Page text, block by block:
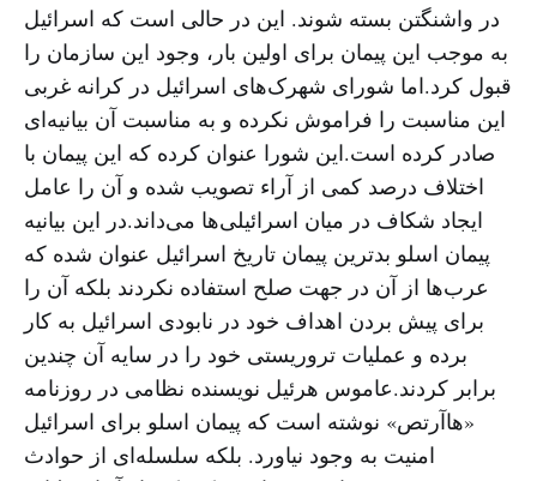
در واشنگتن بسته شوند. این در حالی است که اسرائیل
به موجب این پیمان برای اولین بار، وجود این سازمان را
قبول کرد.اما شورای شهرک‌های اسرائیل در کرانه غربی
این مناسبت را فراموش نکرده و به مناسبت آن بیانیه‌ای
صادر کرده است.این شورا عنوان کرده که این پیمان با
اختلاف درصد کمی از آراء تصویب شده و آن را عامل
ایجاد شکاف در میان اسرائیلی‌ها می‌داند.در این بیانیه
پیمان اسلو بدترین پیمان تاریخ اسرائیل عنوان شده که
عرب‌ها از آن در جهت صلح استفاده نکردند بلکه آن را
برای پیش بردن اهداف خود در نابودی اسرائیل به کار
برده و عملیات تروریستی خود را در سایه آن چندین
برابر کردند.عاموس هرئیل نویسنده نظامی در روزنامه
«هاآرتص» نوشته است که پیمان اسلو برای اسرائیل
امنیت به وجود نیاورد. بلکه سلسله‌ای از حوادث